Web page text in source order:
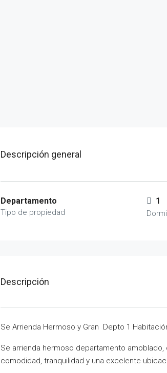
Descripción general
Departamento
Tipo de propiedad
1
Descripción
Se Arrienda Hermoso y Gran Depto 1
Se arrienda hermoso departamento
comodidad, tranquilidad y una excelente